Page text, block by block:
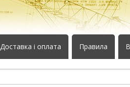
Доставка і оплата Правила